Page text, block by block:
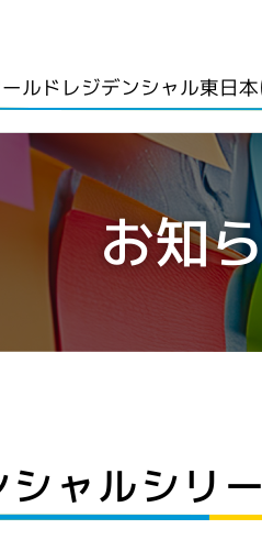
ルドレジデンシャル東日
お知
ャルシリ